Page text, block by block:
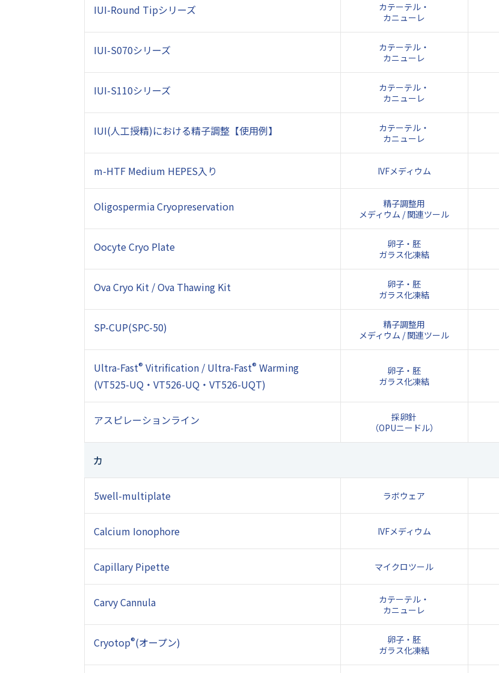
IUI-Round Tipシリーズ
カテーテル・
カニューレ
IUI-S070シリーズ
カテーテル・
カニューレ
IUI-S110シリーズ
カテーテル・
カニューレ
IUI(人工授精)における精子調整【使用例】
カテーテル・
カニューレ
m-HTF Medium HEPES入り IVFメディウム
Oligospermia Cryopreservation
精子調整用
メディウム / 関連ツール
Oocyte Cryo Plate
卵子・胚
ガラス化凍結
Ova Cryo Kit / Ova Thawing Kit
卵子・胚
ガラス化凍結
SP-CUP(SPC-50)
精子調整用
メディウム / 関連ツール
Ultra-Fast® Vitrification / Ultra-Fast® Warming
(VT525-UQ・VT526-UQ・VT526-UQT)
卵子・胚
ガラス化凍結
アスピレーションライン
採卵針
（OPUニードル）
カ
5well-multiplate ラボウェア
Calcium Ionophore
IVFメディウム
Capillary Pipette
マイクロツール
Carvy Cannula
カテーテル・
カニューレ
Cryotop®(オープン)
卵子・胚
ガラス化凍結